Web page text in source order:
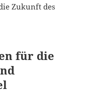
Zukunft des
für die